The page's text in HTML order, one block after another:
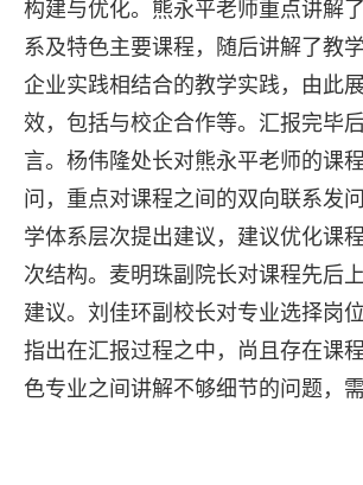
构建与优化。熊永平老师重点讲解
系及特色主要课程，随后讲解了教
企业实践相结合的教学实践，由此
效，包括与校企合作等。汇报完毕
言。杨伟隆处长对熊永平老师的课
问，重点对课程之间的双向联系发
学体系层次提出建议，建议优化课
次结构。麦明珠副院长对课程先后
建议。刘佳环副校长对专业选择岗
指出在汇报过程之中，尚且存在课
色专业之间讲解不够细节的问题，